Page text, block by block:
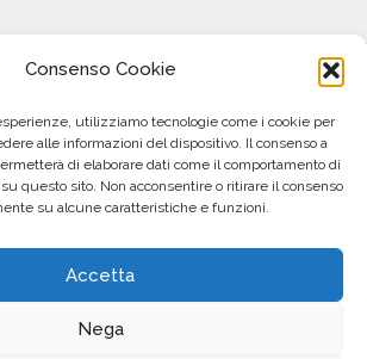
Consenso Cookie
utilizziamo tecnologie come i cookie per
alle informazioni del dispositivo. Il consenso a
di elaborare dati come il comportamento di
questo sito. Non acconsentire o ritirare il consenso
su alcune caratteristiche e funzioni.
Accetta
Nega
IT01628820555 REA TR 112162
Copyright 2023. Subject to change without notice.